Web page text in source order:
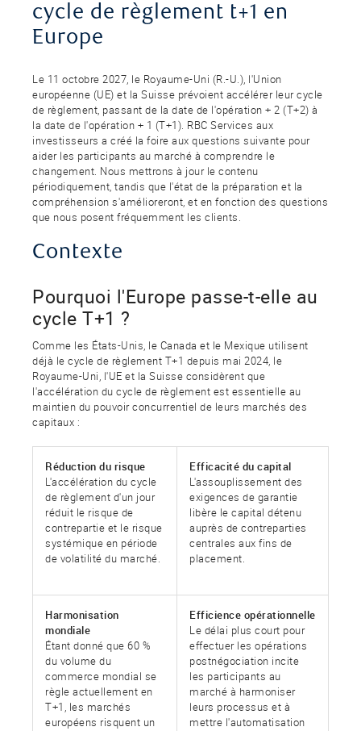
cycle de règlement t+1 en
Europe
Le 11 octobre 2027, le Royaume-Uni (R.-U.), l'Union
européenne (UE) et la Suisse prévoient accélérer leur cycle
de règlement, passant de la date de l'opération + 2 (T+2) à
la date de l'opération + 1 (T+1). RBC Services aux
investisseurs a créé la foire aux questions suivante pour
aider les participants au marché à comprendre le
changement. Nous mettrons à jour le contenu
périodiquement, tandis que l'état de la préparation et la
compréhension s'amélioreront, et en fonction des questions
que nous posent fréquemment les clients.
Contexte
Pourquoi l'Europe passe-t-elle au
cycle T+1 ?
Comme les États-Unis, le Canada et le Mexique utilisent
déjà le cycle de règlement T+1 depuis mai 2024, le
Royaume-Uni, l'UE et la Suisse considèrent que
l'accélération du cycle de règlement est essentielle au
maintien du pouvoir concurrentiel de leurs marchés des
capitaux :
Réduction du risque
L'accélération du cycle
de règlement d'un jour
réduit le risque de
contrepartie et le risque
systémique en période
de volatilité du marché.
Efficacité du capital
L'assouplissement des
exigences de garantie
libère le capital détenu
auprès de contreparties
centrales aux fins de
placement.
Harmonisation
mondiale
Étant donné que 60 %
du volume du
commerce mondial se
règle actuellement en
T+1, les marchés
européens risquent un
Efficience opérationnelle
Le délai plus court pour
effectuer les opérations
postnégociation incite
les participants au
marché à harmoniser
leurs processus et à
mettre l'automatisation